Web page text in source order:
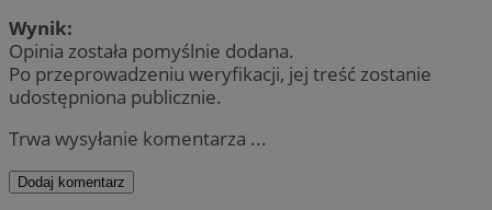
Wynik:
Opinia została pomyślnie dodana.
Po przeprowadzeniu weryfikacji, jej treść zostanie
udostępniona publicznie.
Trwa wysyłanie komentarza ...
Dodaj komentarz